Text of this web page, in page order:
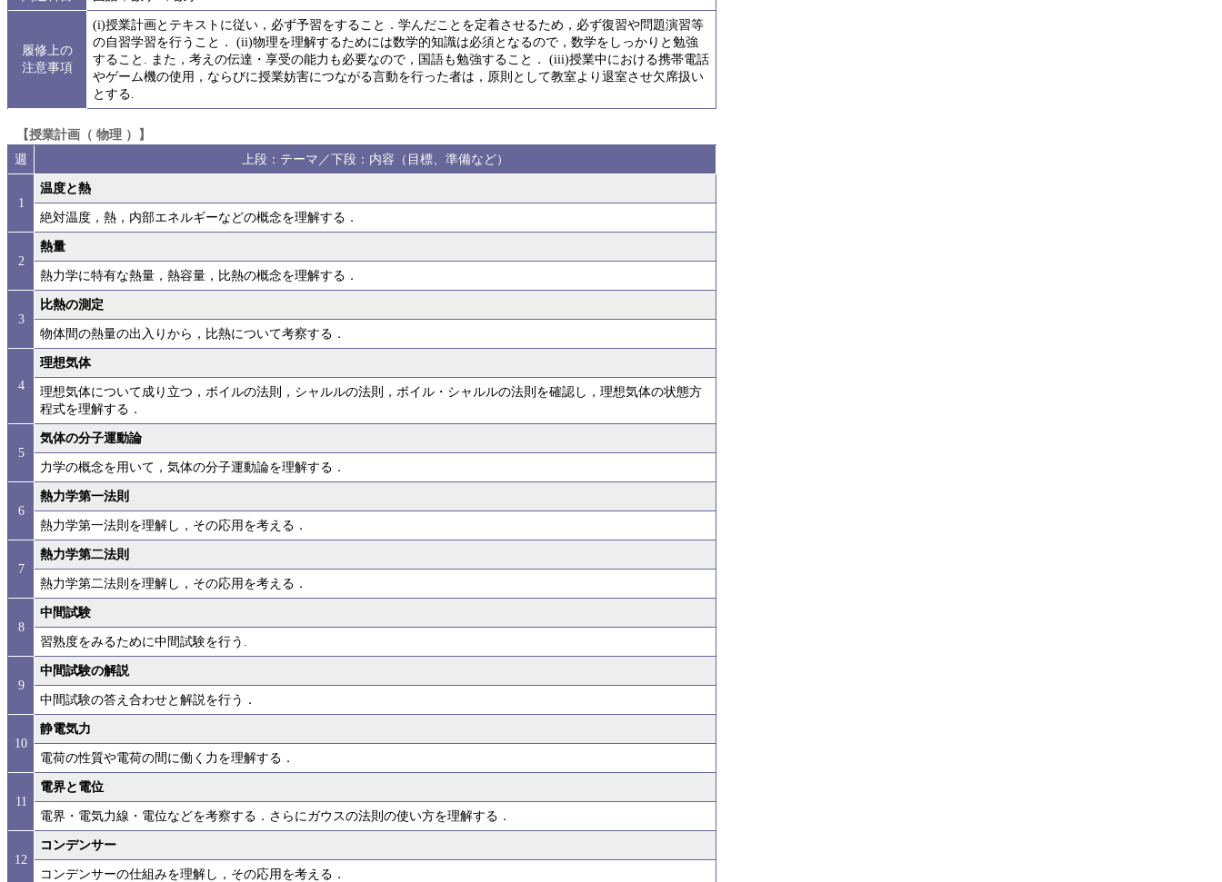
履修上の
注意事項
(i)授業計画とテキストに従い，必ず予習をすること．学んだことを定着させるため，必ず復習や問題演習等
の自習学習を行うこと． (ii)物理を理解するためには数学的知識は必須となるので，数学をしっかりと勉強
すること. また，考えの伝達・享受の能力も必要なので，国語も勉強すること． (iii)授業中における携帯電話
やゲーム機の使用，ならびに授業妨害につながる言動を行った者は，原則として教室より退室させ欠席扱い
とする.
【授業計画（ 物理 ）】
週
上段：テーマ／下段：内容（目標、準備など）
1
温度と熱
絶対温度，熱，内部エネルギーなどの概念を理解する．
2
熱量
熱力学に特有な熱量，熱容量，比熱の概念を理解する．
3
比熱の測定
物体間の熱量の出入りから，比熱について考察する．
4
理想気体
理想気体について成り立つ，ボイルの法則，シャルルの法則，ボイル・シャルルの法則を確認し，理想気体の状態方
程式を理解する．
5
気体の分子運動論
力学の概念を用いて，気体の分子運動論を理解する．
6
熱力学第一法則
熱力学第一法則を理解し，その応用を考える．
7
熱力学第二法則
熱力学第二法則を理解し，その応用を考える．
8
中間試験
習熟度をみるために中間試験を行う.
9
中間試験の解説
中間試験の答え合わせと解説を行う．
10
静電気力
電荷の性質や電荷の間に働く力を理解する．
11
電界と電位
電界・電気力線・電位などを考察する．さらにガウスの法則の使い方を理解する．
12
コンデンサー
コンデンサーの仕組みを理解し，その応用を考える．